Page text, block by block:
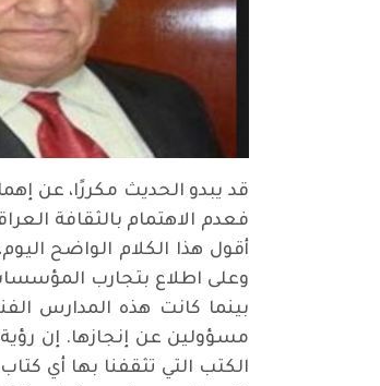
قد يبدو الحديث مكررًا، عن
فعدم الاهتمام بالثقافة
أقول هذا الكلام الواضح
وعلى اطلاع بتجارب المؤسسات
بينما كانت هذه المدارس
مسؤولين عن إنجازها. إن
الكتب التي تثقفنا بها أي